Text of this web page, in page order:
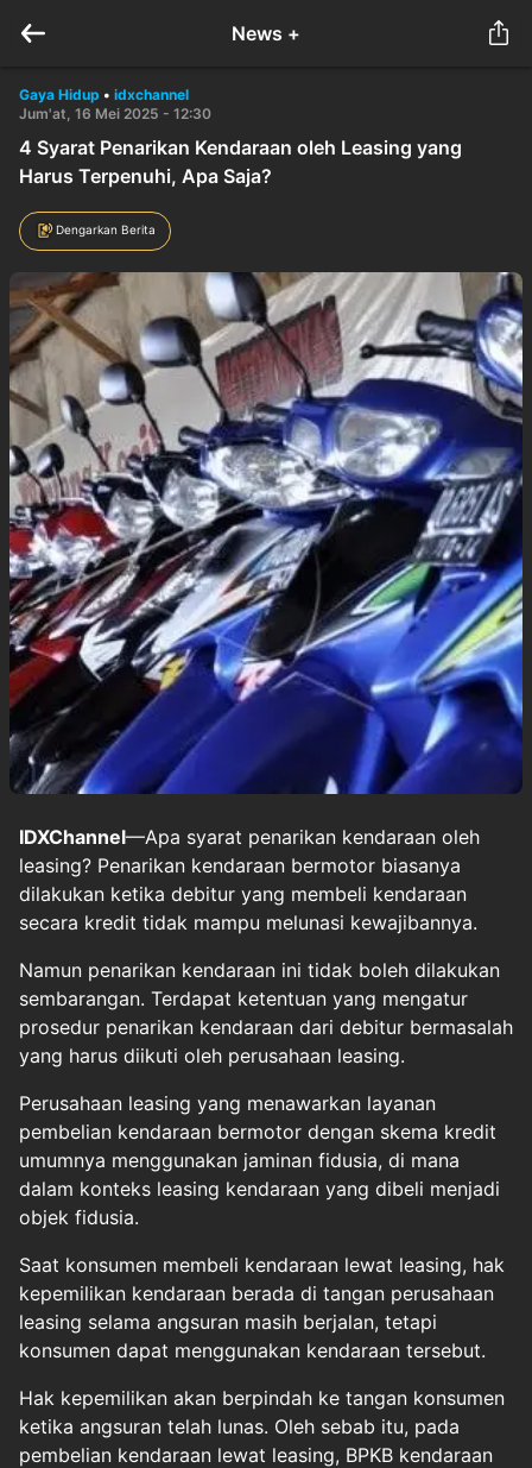
News +
Gaya Hidup • idxchannel
Jum'at, 16 Mei 2025 - 12:30
4 Syarat Penarikan Kendaraan oleh Leasing yang
Harus Terpenuhi, Apa Saja?
Dengarkan Berita
IDXChannel—Apa syarat penarikan kendaraan oleh
leasing? Penarikan kendaraan bermotor biasanya
dilakukan ketika debitur yang membeli kendaraan
secara kredit tidak mampu melunasi kewajibannya.
Namun penarikan kendaraan ini tidak boleh dilakukan
sembarangan. Terdapat ketentuan yang mengatur
prosedur penarikan kendaraan dari debitur bermasalah
yang harus diikuti oleh perusahaan leasing.
Perusahaan leasing yang menawarkan layanan
pembelian kendaraan bermotor dengan skema kredit
umumnya menggunakan jaminan fidusia, di mana
dalam konteks leasing kendaraan yang dibeli menjadi
objek fidusia.
Saat konsumen membeli kendaraan lewat leasing, hak
kepemilikan kendaraan berada di tangan perusahaan
leasing selama angsuran masih berjalan, tetapi
konsumen dapat menggunakan kendaraan tersebut.
Hak kepemilikan akan berpindah ke tangan konsumen
ketika angsuran telah lunas. Oleh sebab itu, pada
pembelian kendaraan lewat leasing, BPKB kendaraan